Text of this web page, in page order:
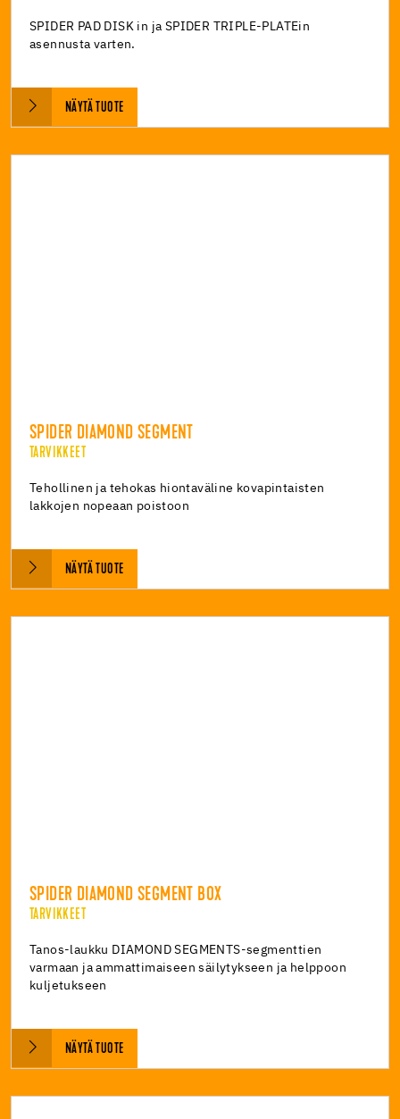
SPIDER PAD DISK in ja SPIDER TRIPLE-PLATEin
asennusta varten.
NÄYTÄ TUOTE
SPIDER DIAMOND SEGMENT
TARVIKKEET
Tehollinen ja tehokas hiontaväline kovapintaisten
lakkojen nopeaan poistoon
NÄYTÄ TUOTE
SPIDER DIAMOND SEGMENT BOX
TARVIKKEET
Tanos-laukku DIAMOND SEGMENTS-segmenttien
varmaan ja ammattimaiseen säilytykseen ja helppoon
kuljetukseen
NÄYTÄ TUOTE